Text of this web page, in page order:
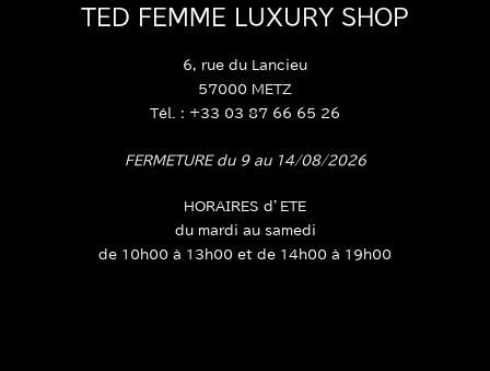
TED FEMME LUXURY SHOP
6, rue du Lancieu
57000 METZ
Tél. : +33 03 87 66 65 26
FERMETURE du 9 au 14/08/2026
HORAIRES d’ETE
du mardi au samedi
de 10h00 à 13h00 et de 14h00 à 19h00